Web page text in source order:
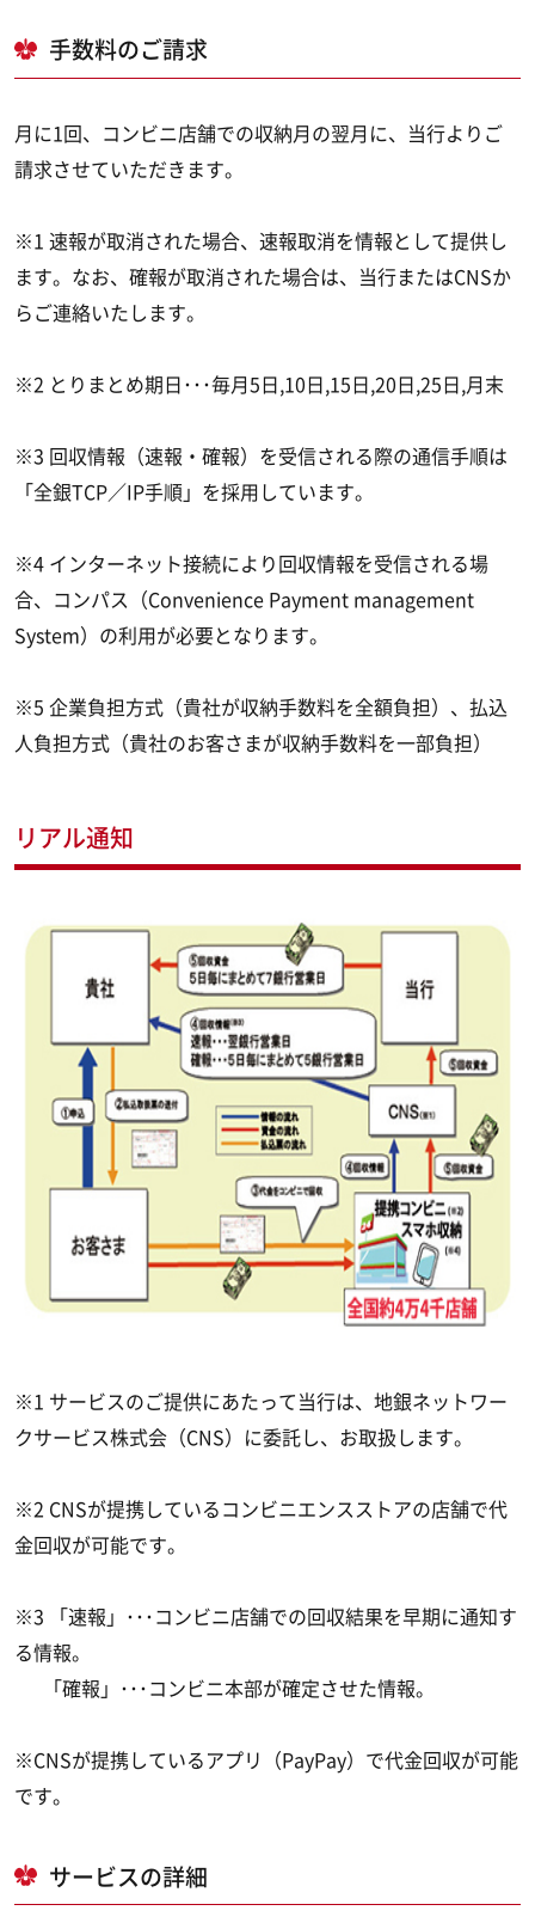
手数料のご請求
月に1回、コンビニ店舗での収納月の翌月に、当行よりご
請求させていただきます。
※1 速報が取消された場合、速報取消を情報として提供し
ます。なお、確報が取消された場合は、当行またはCNSか
らご連絡いたします。
※2 とりまとめ期日･･･毎月5日,10日,15日,20日,25日,月末
※3 回収情報（速報・確報）を受信される際の通信手順は
「全銀TCP／IP手順」を採用しています。
※4 インターネット接続により回収情報を受信される場
合、コンパス（Convenience Payment management
System）の利用が必要となります。
※5 企業負担方式（貴社が収納手数料を全額負担）、払込
人負担方式（貴社のお客さまが収納手数料を一部負担）
リアル通知
※1 サービスのご提供にあたって当行は、地銀ネットワー
クサービス株式会（CNS）に委託し、お取扱します。
※2 CNSが提携しているコンビニエンスストアの店舗で代
金回収が可能です。
※3 「速報」･･･コンビニ店舗での回収結果を早期に通知す
る情報。
「確報」･･･コンビニ本部が確定させた情報。
※CNSが提携しているアプリ（PayPay）で代金回収が可能
です。
サービスの詳細